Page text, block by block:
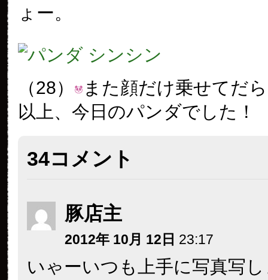
ょー。
（28）
また顔だけ乗せてだ
以上、今日のパンダでした！
34コメント
豚店主
2012年 10月 12日 23:17
いゃーいつも上手に写真写